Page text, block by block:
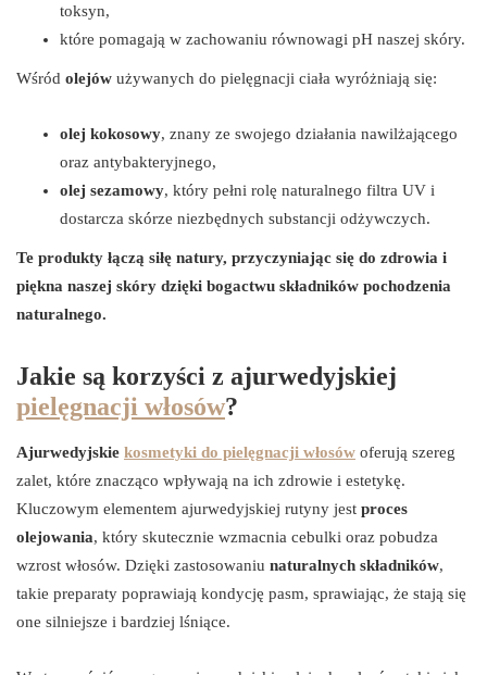
toksyn,
które pomagają w zachowaniu równowagi pH naszej skóry.
Wśród olejów używanych do pielęgnacji ciała wyróżniają się:
olej kokosowy, znany ze swojego działania nawilżającego
oraz antybakteryjnego,
olej sezamowy, który pełni rolę naturalnego filtra UV i
dostarcza skórze niezbędnych substancji odżywczych.
Te produkty łączą siłę natury, przyczyniając się do zdrowia i
piękna naszej skóry dzięki bogactwu składników pochodzenia
naturalnego.
Jakie są korzyści z ajurwedyjskiej
pielęgnacji włosów?
Ajurwedyjskie kosmetyki do pielęgnacji włosów oferują szereg
zalet, które znacząco wpływają na ich zdrowie i estetykę.
Kluczowym elementem ajurwedyjskiej rutyny jest proces
olejowania, który skutecznie wzmacnia cebulki oraz pobudza
wzrost włosów. Dzięki zastosowaniu naturalnych składników,
takie preparaty poprawiają kondycję pasm, sprawiając, że stają się
one silniejsze i bardziej lśniące.